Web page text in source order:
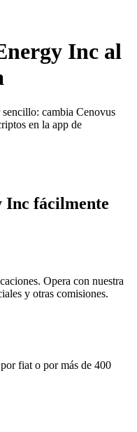
Inc al
cambia Cenovus
en la app de
Inc fácilmente
Opera con nuestra
y otras comisiones.
fiat o por más de 400